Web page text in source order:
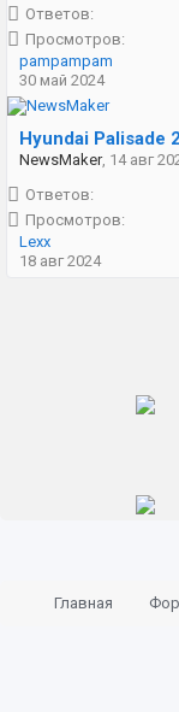
Ответов:
Просмотров:
pampampam
30 май 2024
Hyundai Palisade
NewsMaker, 14 авг
Ответов:
Просмотров:
Lexx
18 авг 2024
Главная